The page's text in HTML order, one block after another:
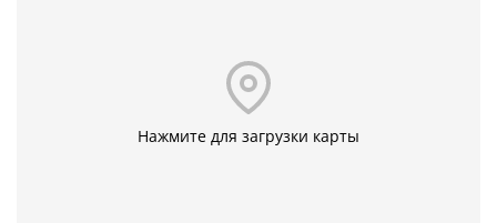
Нажмите для загрузки карты